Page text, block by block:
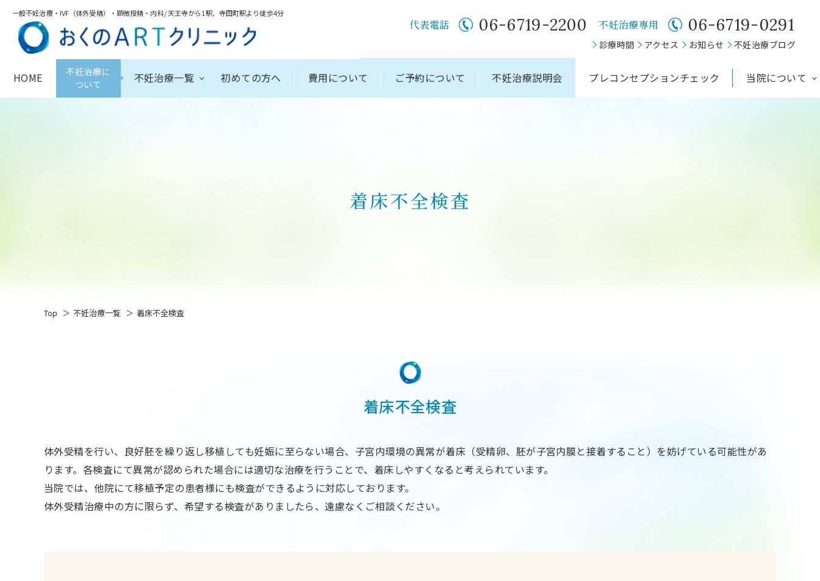
一般不妊治療・IVF（体外受精）・顕微授精・内科/天王寺から1駅、寺田町駅より徒歩4分
代表電話 06-6719-2200 不妊治療専用 06-6719-0291
診療時間 アクセス お知らせ 不妊治療ブログ
HOME
不妊治療に
ついて
不妊治療一覧 初めての方へ 費用について ご予約について 不妊治療説明会 プレコンセプションチェック 当院について
着床不全検査
Top 不妊治療一覧 着床不全検査
着床不全検査
体外受精を行い、良好胚を繰り返し移植しても妊娠に至らない場合、子宮内環境の異常が着床（受精卵、胚が子宮内膜と接着すること）を妨げている可能性があ
ります。各検査にて異常が認められた場合には適切な治療を行うことで、着床しやすくなると考えられています。
当院では、他院にて移植予定の患者様にも検査ができるように対応しております。
体外受精治療中の方に限らず、希望する検査がありましたら、遠慮なくご相談ください。